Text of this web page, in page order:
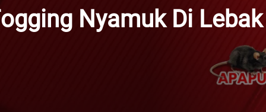
Nyamuk Di